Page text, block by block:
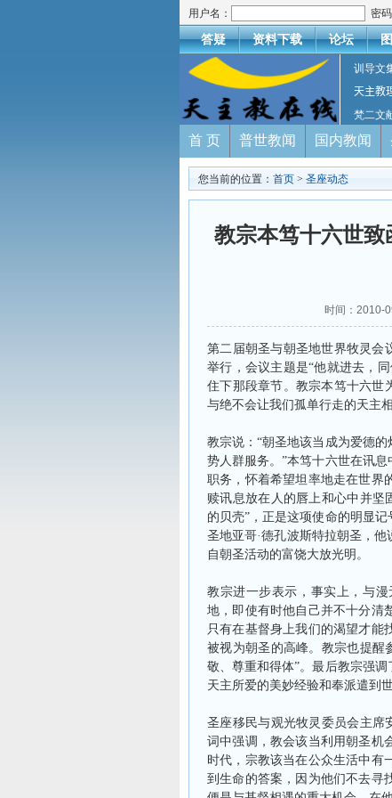
用户名： 密码
答疑 资料下载 论坛
训导文
天主教
梵二文
首 页 普世教闻 国内教闻
您当前的位置： 首页 > 圣座动态
教宗本笃十六世
时间：2010-
第二届朝圣与朝圣地世界牧灵会
举行，会议主题是“他就进去，
住下那段章节。教宗本笃十六世
与绝不会让我们孤单行走的天主相
教宗说：“朝圣地该当成为爱德
势人群服务。”本笃十六世在讯息
职务，怀着希望坦率地走在世界
赎讯息放在人的唇上和心中并坚
的贝壳” ，正是这项使命的明显
圣地亚哥·德孔波斯特拉朝圣，他
自朝圣活动的富饶大放光明。
教宗进一步表示，事实上，与
地，即使有时他自己并不十分清
只有在基督身上我们的渴望才能
被视为朝圣的高峰。教宗也提醒
敬、尊重和得体”。最后教宗强调
天主所爱的美妙经验和奉派遣到
圣座移民与观光牧灵委员会主席
词中强调，教会该当利用朝圣机
时代，宗教该当在公众生活中有
到生命的答案，因为他们不去寻